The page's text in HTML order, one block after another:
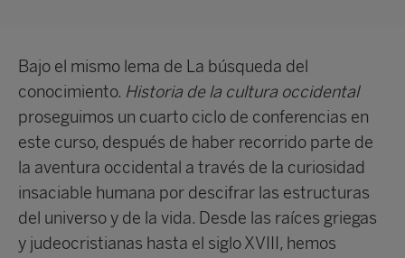
Bajo el mismo lema de La búsqueda del
conocimiento. Historia de la cultura occidental
proseguimos un cuarto ciclo de conferencias en
este curso, después de haber recorrido parte de
la aventura occidental a través de la curiosidad
insaciable humana por descifrar las estructuras
del universo y de la vida. Desde las raíces griegas
y judeocristianas hasta el siglo XVIII, hemos